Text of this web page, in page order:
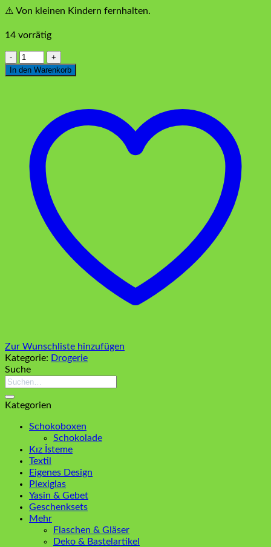
⚠️ Von kleinen Kindern fernhalten.
14 vorrätig
Eyüp
Sabri
Tuncer
Menge
In den Warenkorb
Zur Wunschliste hinzufügen
Kategorie: Drogerie
Suche
Suchen
Kategorien
Schokoboxen
Schokolade
Kız İsteme
Textil
Eigenes Design
Plexiglas
Yasin & Gebet
Geschenksets
Mehr
Flaschen & Gläser
Deko & Bastelartikel